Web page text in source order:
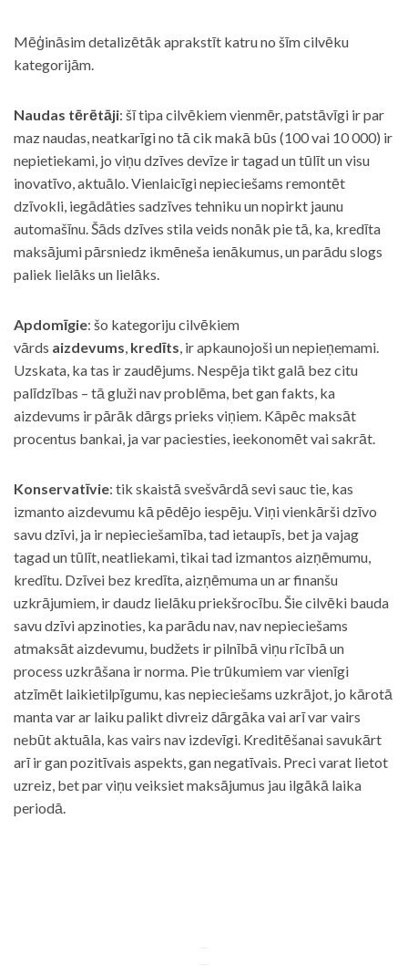
Mēģināsim detalizētāk aprakstīt katru no šīm cilvēku
kategorijām.
Naudas tērētāji: šī tipa cilvēkiem vienmēr, patstāvīgi ir par
maz naudas, neatkarīgi no tā cik makā būs (100 vai 10 000) ir
nepietiekami, jo viņu dzīves devīze ir tagad un tūlīt un visu
inovatīvo, aktuālo. Vienlaicīgi nepieciešams remontēt
dzīvokli, iegādāties sadzīves tehniku un nopirkt jaunu
automašīnu. Šāds dzīves stila veids nonāk pie tā, ka, kredīta
maksājumi pārsniedz ikmēneša ienākumus, un parādu slogs
paliek lielāks un lielāks.
Apdomīgie: šo kategoriju cilvēkiem
vārds aizdevums, kredīts, ir apkaunojoši un nepieņemami.
Uzskata, ka tas ir zaudējums. Nespēja tikt galā bez citu
palīdzības – tā gluži nav problēma, bet gan fakts, ka
aizdevums ir pārāk dārgs prieks viņiem. Kāpēc maksāt
procentus bankai, ja var paciesties, ieekonomēt vai sakrāt.
Konservatīvie: tik skaistā svešvārdā sevi sauc tie, kas
izmanto aizdevumu kā pēdējo iespēju. Viņi vienkārši dzīvo
savu dzīvi, ja ir nepieciešamība, tad ietaupīs, bet ja vajag
tagad un tūlīt, neatliekami, tikai tad izmantos aizņēmumu,
kredītu. Dzīvei bez kredīta, aizņēmuma un ar finanšu
uzkrājumiem, ir daudz lielāku priekšrocību. Šie cilvēki bauda
savu dzīvi apzinoties, ka parādu nav, nav nepieciešams
atmaksāt aizdevumu, budžets ir pilnībā viņu rīcībā un
process uzkrāšana ir norma. Pie trūkumiem var vienīgi
atzīmēt laikietilpīgumu, kas nepieciešams uzkrājot, jo kārotā
manta var ar laiku palikt divreiz dārgāka vai arī var vairs
nebūt aktuāla, kas vairs nav izdevīgi. Kreditēšanai savukārt
arī ir gan pozitīvais aspekts, gan negatīvais. Preci varat lietot
uzreiz, bet par viņu veiksiet maksājumus jau ilgākā laika
periodā.